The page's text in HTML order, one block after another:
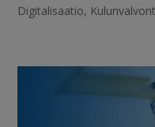
Digitalisaatio,